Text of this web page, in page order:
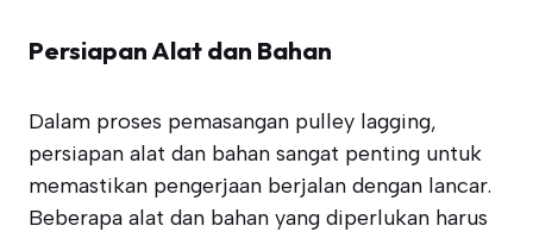
Persiapan Alat dan Bahan
Dalam proses pemasangan pulley lagging,
persiapan alat dan bahan sangat penting untuk
memastikan pengerjaan berjalan dengan lancar.
Beberapa alat dan bahan yang diperlukan harus